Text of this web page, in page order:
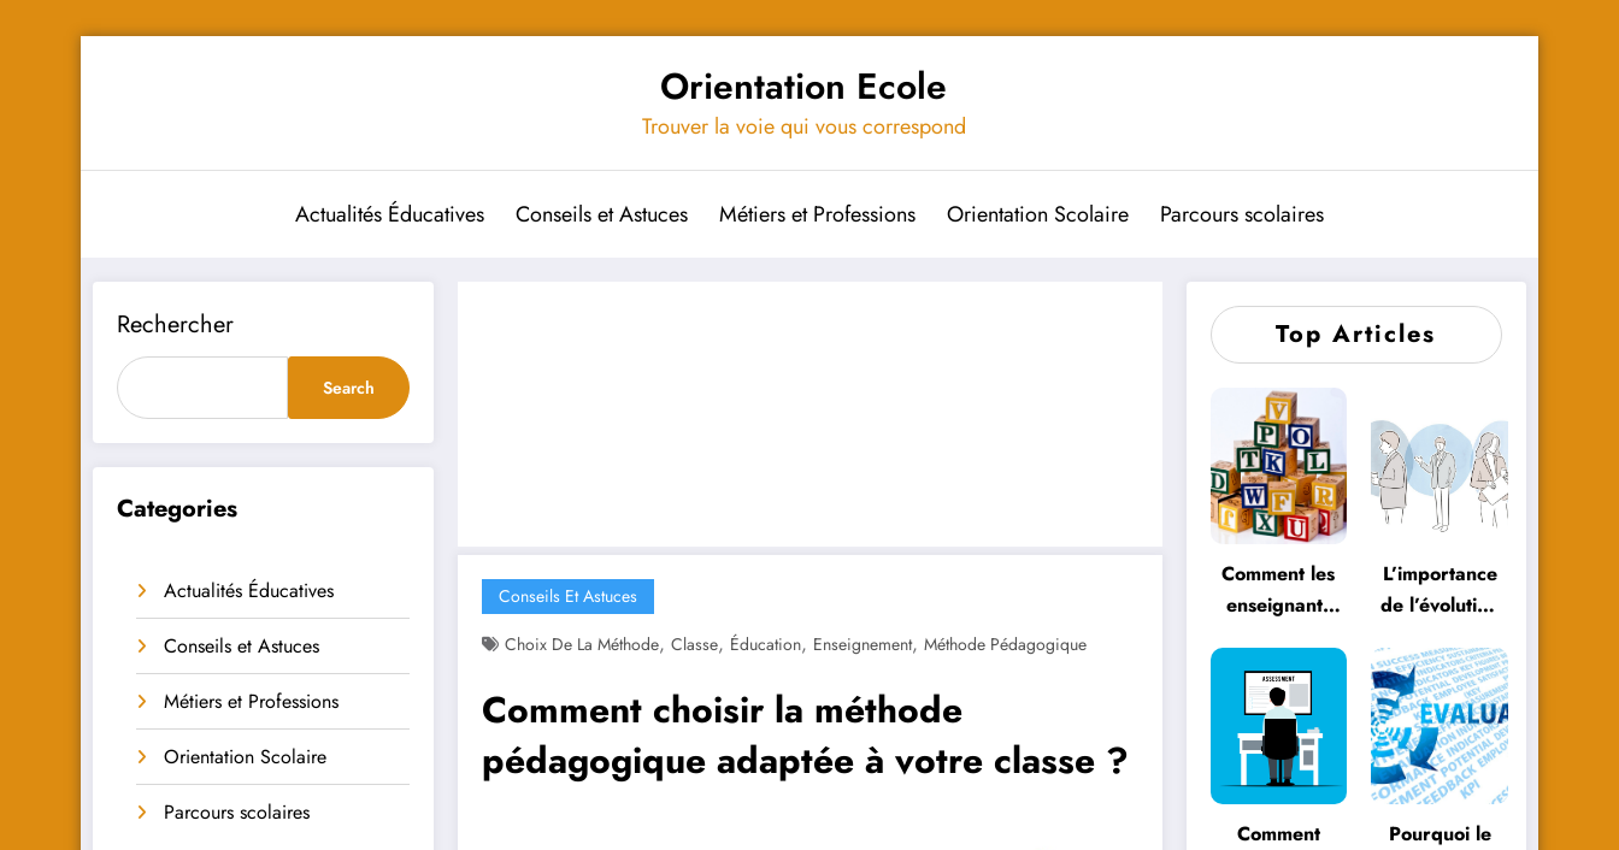
Orientation Ecole
Trouver la voie qui vous correspond
Actualités Éducatives Conseils et Astuces Métiers et Professions Orientation Scolaire Parcours scolaires
Rechercher
Search
Categories
Actualités Éducatives
Conseils et Astuces
Métiers et Professions
Orientation Scolaire
Parcours scolaires
Conseils Et Astuces
Choix De La Méthode, Classe, Éducation, Enseignement, Méthode Pédagogique
Comment choisir la méthode
pédagogique adaptée à votre classe ?
Top Articles
Comment les
enseignants
évoluer avec
les
méthodologies
éducatives
L’importance
de l’évolution
dans le
parcours
éducatif
Comment
Pourquoi le